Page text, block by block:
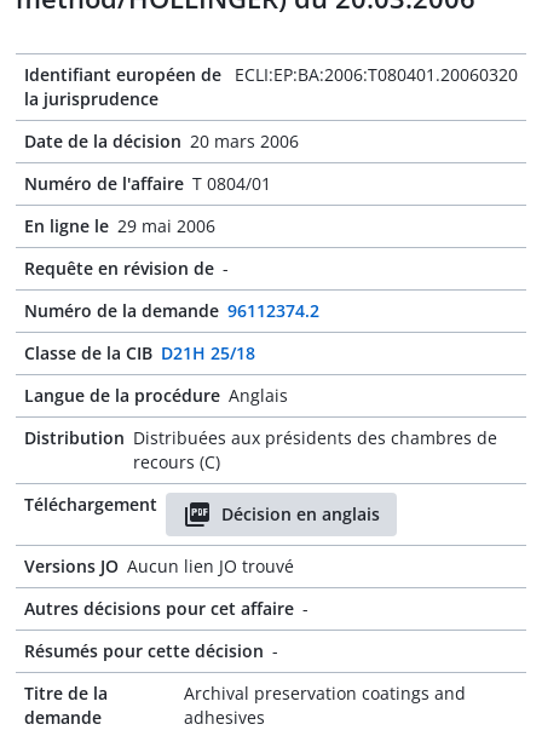
Identifiant européen de
la jurisprudence
ECLI:EP:BA:2006:T080401.20060320
Date de la décision 20 mars 2006
Numéro de l'affaire T 0804/01
En ligne le 29 mai 2006
Requête en révision de -
Numéro de la demande 96112374.2
Classe de la CIB D21H 25/18
Langue de la procédure Anglais
Distribution Distribuées aux présidents des chambres de
recours (C)
Téléchargement
Décision en anglais
Versions JO Aucun lien JO trouvé
Autres décisions pour cet affaire -
Résumés pour cette décision -
Titre de la
demande
Archival preservation coatings and
adhesives